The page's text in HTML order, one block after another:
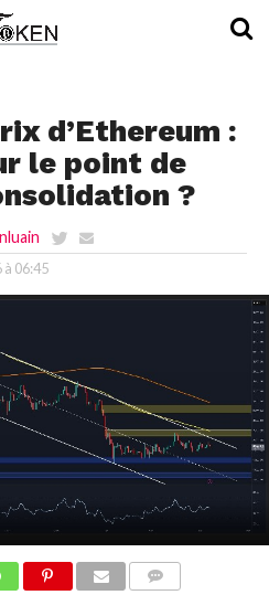
d’Ethereum :
le point de
?
à 06:45